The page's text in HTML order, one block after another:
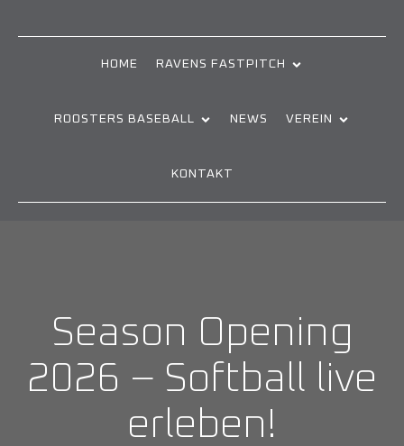
HOME RAVENS FASTPITCH
ROOSTERS BASEBALL NEWS VEREIN
KONTAKT
Season Opening
2026 – Softball live
erleben!